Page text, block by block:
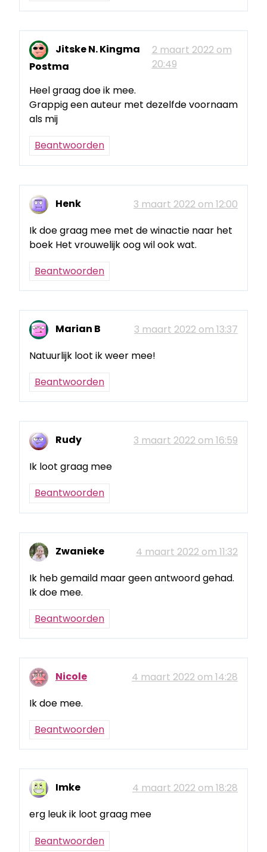
Jitske N. Kingma
Postma
2 maart 2022 om
20:49
Heel graag doe ik mee.
Grappig een auteur met dezelfde voornaam
als mij
Beantwoorden
Henk
3 maart 2022 om 12:00
Ik doe graag mee met de winactie naar het
boek Het vrouwelijk oog wil ook wat.
Beantwoorden
Marian B
3 maart 2022 om 13:37
Natuurlijk loot ik weer mee!
Beantwoorden
Rudy
3 maart 2022 om 16:59
Ik loot graag mee
Beantwoorden
Zwanieke
4 maart 2022 om 11:32
Ik heb gemaild maar geen antwoord gehad.
Ik doe mee.
Beantwoorden
Nicole
4 maart 2022 om 14:28
Ik doe mee.
Beantwoorden
Imke
4 maart 2022 om 18:28
erg leuk ik loot graag mee
Beantwoorden